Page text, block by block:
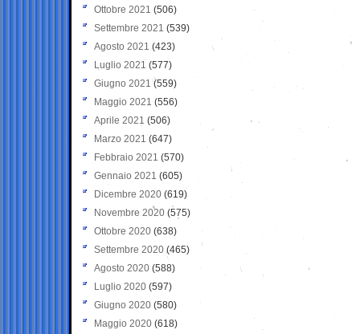
Ottobre 2021 (506)
Settembre 2021 (539)
Agosto 2021 (423)
Luglio 2021 (577)
Giugno 2021(559)
Maggio 2021 (556)
Aprile 2021 (506)
Marzo 2021 (647)
Febbraio 2021 (570)
Gennaio 2021 (605)
Dicembre 2020 (619)
Novembre 2020 (575)
Ottobre 2020 (638)
Settembre 2020(465)
Agosto 2020 (588)
Luglio 2020 (597)
Giugno 2020 (580)
Maggio 2020 (618)